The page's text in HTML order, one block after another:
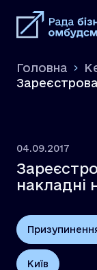
Головна
04.09.2017
накладні
Київ